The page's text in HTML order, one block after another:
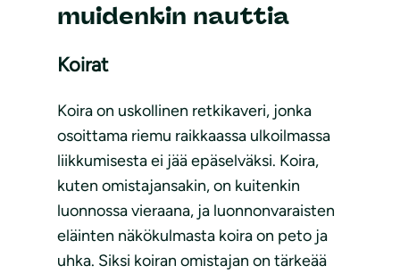
muidenkin nauttia
Koirat
Koira on uskollinen retkikaveri, jonka
osoittama riemu raikkaassa ulkoilmassa
liikkumisesta ei jää epäselväksi. Koira,
kuten omistajansakin, on kuitenkin
luonnossa vieraana, ja luonnonvaraisten
eläinten näkökulmasta koira on peto ja
uhka. Siksi koiran omistajan on tärkeää